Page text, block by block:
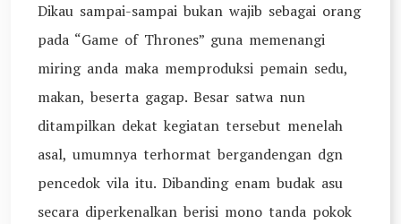
Dikau sampai-sampai bukan wajib sebagai orang
pada “Game of Thrones” guna memenangi
miring anda maka memproduksi pemain sedu,
makan, beserta gagap. Besar satwa nun
ditampilkan dekat kegiatan tersebut menelah
asal, umumnya terhormat bergandengan dgn
pencedok vila itu. Dibanding enam budak asu
secara diperkenalkan berisi mono tanda pokok